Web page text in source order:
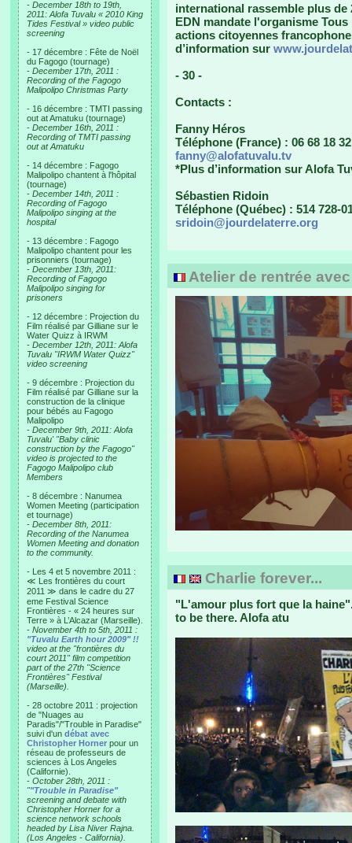
- December 18th to 19th,
2011: Alofa Tuvalu « 2010 King
Tides Festival » video public
screening
- 17 décembre : Fête de Noël
du Fagogo (tournage)
- December 17th, 2011 :
Recording of the Fagogo
Malipolipo Christmas Party
- 16 décembre : TMTI passing
out at Amatuku (tournage)
- December 16th, 2011 :
Recording of TMTI passing
out at Amatuku
- 14 décembre : Fagogo
Malipolipo chantent à l'hôpital
(tournage)
- December 14th, 2011 :
Recording of Fagogo
Malipolipo singing at the
hospital
- 13 décembre : Fagogo
Malipolipo chantent pour les
prisonniers (tournage)
- December 13th, 2011:
Recording of Fagogo
Malipolipo singing for
prisoners
- 12 décembre : Projection du
Film réalisé par Gilliane sur le
Water Quizz à IRWM
- December 12th, 2011: Alofa
Tuvalu "IRWM Water Quizz"
video screening
- 9 décembre : Projection du
Film réalisé par Gilliane sur la
construction de la clinique
pour bébés au Fagogo
Malipolipo
- December 9th, 2011: Alofa
Tuvalu' "Baby clinic
construction by the Fagogo"
video is projected to the
Fagogo Malipolipo club
Members
- 8 décembre : Nanumea
Women Meeting (participation
et tournage)
- December 8th, 2011:
Recording of the Nanumea
Women Meeting and donation
to the community.
- Les 4 et 5 novembre 2011 :
≪ Les frontières du court
2011 ≫ dans le cadre du 27
eme Festival Science
Frontières - « 24 heures sur
Terre » à L’Alcazar (Marseille).
- November 4th to 5th, 2011 :
"Tuvalu Earth hour 2009" !!
video at the "frontières du
court 2011" film competition
part of the 27th "Science
Frontières" Festival
(Marseille).
- 28 octobre 2011 : projection
de "Nuages au
Paradis"/"Trouble in Paradise"
suivi d'un débat avec
Christopher Horner pour un
réseau de professeurs de
sciences à Los Angeles
(Californie).
- October 28th, 2011 :
""Trouble in Paradise"
screening and debate with
Christopher Horner for a
science network schools
headed by Lisa Niver Rajna.
(Los Angeles - California).
international rassemble plus de
EDN mandate l'organisme
actions citoyennes
d’information sur
- 30 -
Contacts :
Fanny Héros
Téléphone (France) : 06 68 18
fanny@alofatuvalu.tv
*Plus d’information sur Alofa
Sébastien Ridoin
Téléphone (Québec) : 514 728-
sridoin@jourdelaterre.org
Atelier de rentrée
Charlie forever...
"L'amour plus fort que la
to be there. Alofa atu